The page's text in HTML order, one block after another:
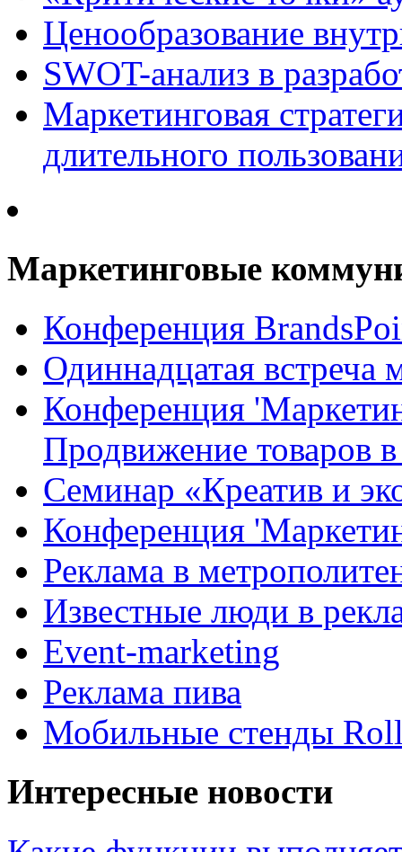
Ценообразование
SWOT-анализ в
Маркетинговая
длительного
Маркетинговые
Конференция
Одиннадцатая
Конференция
Продвижение товаров
Семинар «Креатив и
Конференция
Реклама в
Известные люди в
Event-marketing
Реклама пива
Мобильные стенды
Интересные новости